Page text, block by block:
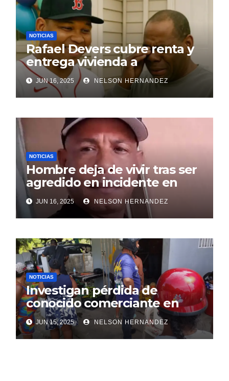
NOTICIAS
Rafael Devers cubre renta y
entrega vivienda a
exentrenador en RD
JUN 16, 2025 NELSON HERNANDEZ
NOTICIAS
Hombre deja de vivir tras ser
agredido en incidente en
SDE
JUN 16, 2025 NELSON HERNANDEZ
NOTICIAS
Investigan pérdida de
conocido comerciante en
Sosúa
JUN 15, 2025 NELSON HERNANDEZ